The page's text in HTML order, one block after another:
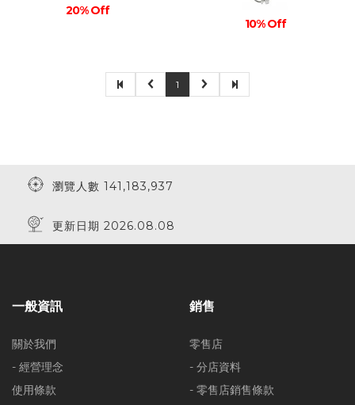
20% Off
10% Off
1
瀏覽人數 141,183,937
更新日期 2026.08.08
一般資訊
關於我們
- 經營理念
使用條款
銷售
零售店
- 分店資料
- 零售店銷售條款